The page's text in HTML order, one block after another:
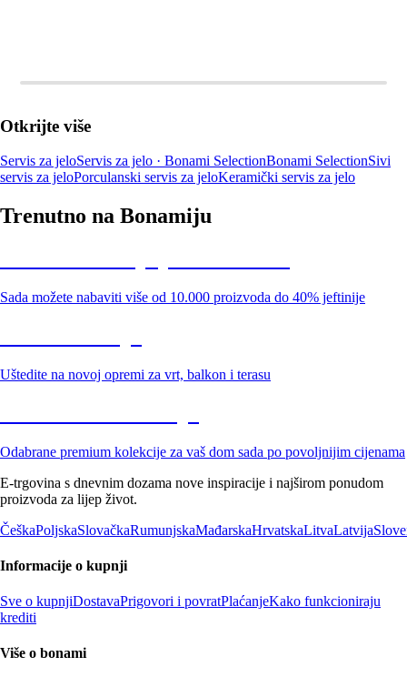
Otkrijte više
Servis za jeloServis za jelo · Bonami SelectionBonami SelectionSivi
servis za jeloPorculanski servis za jeloKeramički servis za jelo
Trenutno na Bonamiju
Sada možete nabaviti više od 10.000 proizvoda do 40% jeftinije
Uštedite na novoj opremi za vrt, balkon i terasu
Odabrane premium kolekcije za vaš dom sada po povoljnijim cijenama
E-trgovina s dnevnim dozama nove inspiracije i najširom ponudom
proizvoda za lijep život.
ČeškaPoljskaSlovačkaRumunjskaMađarskaHrvatskaLitvaLatvija
Informacije o kupnji
Sve o kupnjiDostavaPrigovori i povratPlaćanjeKako funkcioniraju
krediti
Više o bonami